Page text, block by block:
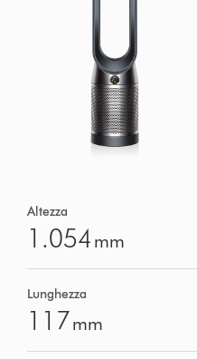
Altezza
1.054 mm
Lunghezza
117mm